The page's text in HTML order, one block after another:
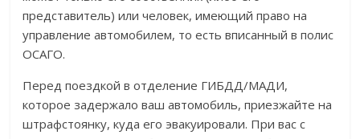
представитель) или человек, имеющий право на
управление автомобилем, то есть вписанный в полис
ОСАГО.
Перед поездкой в отделение ГИБДД/МАДИ,
которое задержало ваш автомобиль, приезжайте на
штрафстоянку, куда его эвакуировали. При вас с